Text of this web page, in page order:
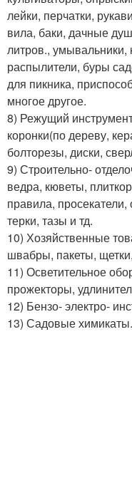
лейки, перчатки,
вила, баки, дачные
литров., умывальники,
распылители, буры
для пикника,
многое другое.
8) Режущий
коронки(по дереву,
болторезы, диски,
9) Строительно-
ведра, кюветы,
правила,
терки, тазы и тд.
10) Хозяйственные
швабры, пакеты,
11) Осветительное
прожекторы,
12) Бензо- электро-
13) Садовые химикаты.